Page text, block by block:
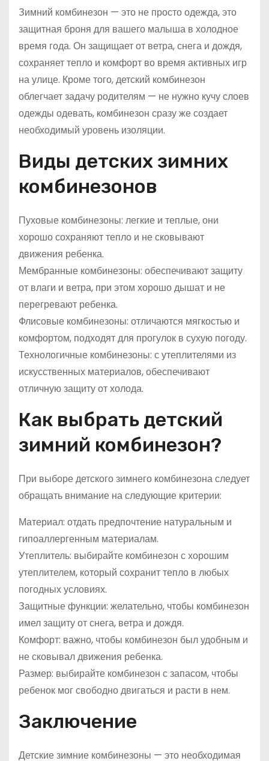
Зимний комбинезон — это не просто одежда, это
защитная броня для вашего малыша в холодное
время года. Он защищает от ветра, снега и дождя,
сохраняет тепло и комфорт во время активных игр
на улице. Кроме того, детский комбинезон
облегчает задачу родителям — не нужно кучу слоев
одежды одевать, комбинезон сразу же создает
необходимый уровень изоляции.
Виды детских зимних
комбинезонов
Пуховые комбинезоны: легкие и теплые, они
хорошо сохраняют тепло и не сковывают
движения ребенка.
Мембранные комбинезоны: обеспечивают защиту
от влаги и ветра, при этом хорошо дышат и не
перегревают ребенка.
Флисовые комбинезоны: отличаются мягкостью и
комфортом, подходят для прогулок в сухую погоду.
Технологичные комбинезоны: с утеплителями из
искусственных материалов, обеспечивают
отличную защиту от холода.
Как выбрать детский
зимний комбинезон?
При выборе детского зимнего комбинезона следует
обращать внимание на следующие критерии:
Материал: отдать предпочтение натуральным и
гипоаллергенным материалам.
Утеплитель: выбирайте комбинезон с хорошим
утеплителем, который сохранит тепло в любых
погодных условиях.
Защитные функции: желательно, чтобы комбинезон
имел защиту от снега, ветра и дождя.
Комфорт: важно, чтобы комбинезон был удобным и
не сковывал движения ребенка.
Размер: выбирайте комбинезон с запасом, чтобы
ребенок мог свободно двигаться и расти в нем.
Заключение
Детские зимние комбинезоны — это необходимая